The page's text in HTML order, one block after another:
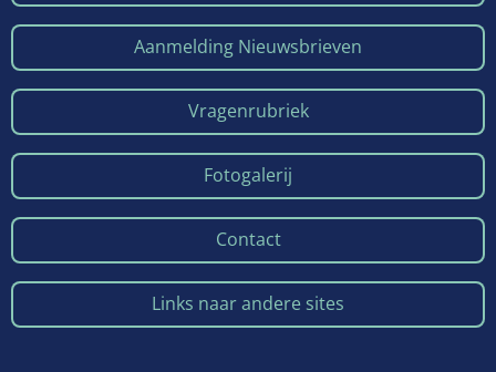
Aanmelding Nieuwsbrieven
Vragenrubriek
Fotogalerij
Contact
Links naar andere sites